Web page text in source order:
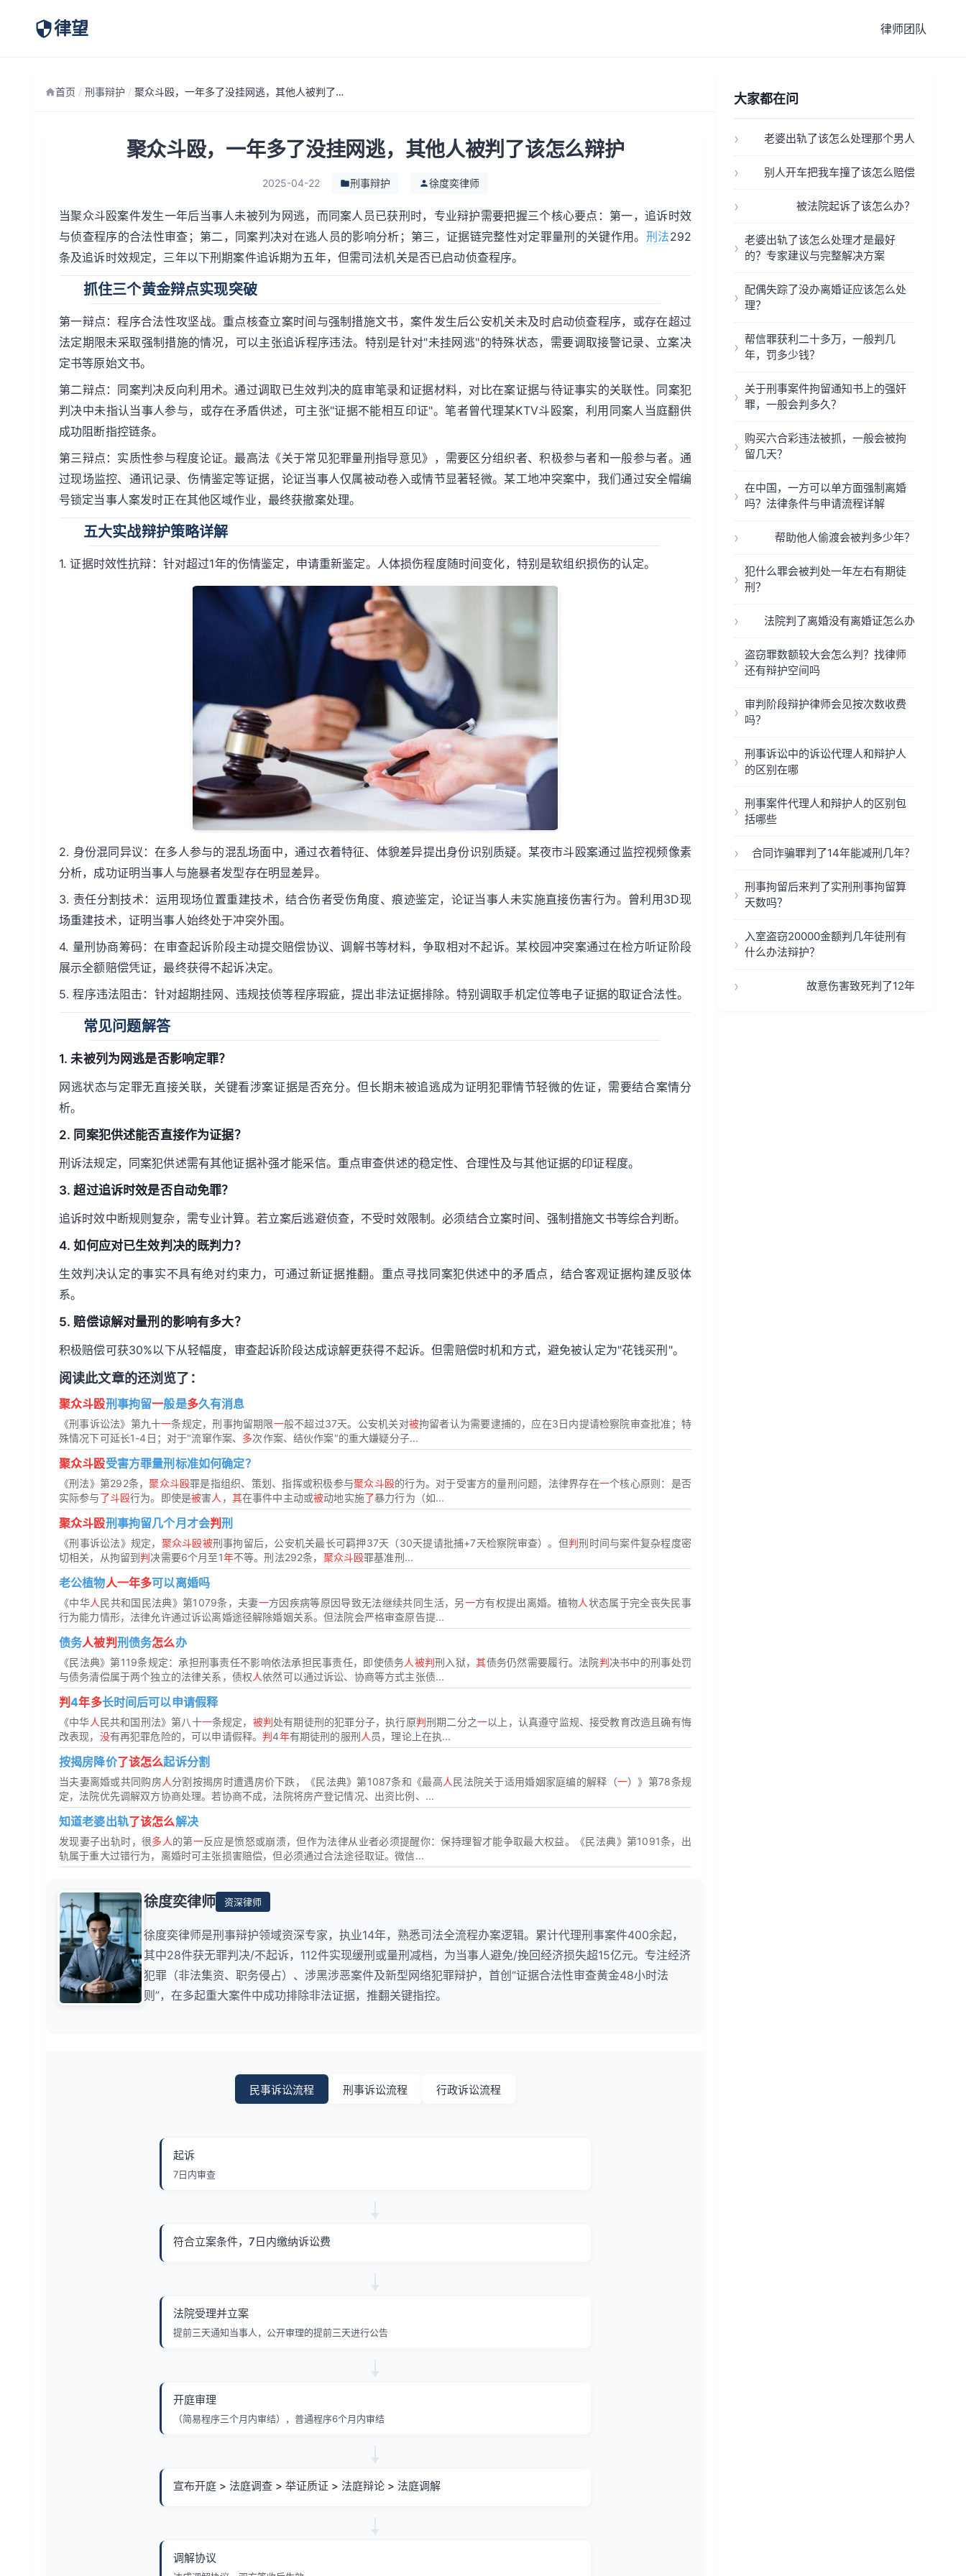
律望 律师团队
首页 / 刑事辩护 / 聚众斗殴，一年多了没挂网逃，其他人被判了该怎么辩护
聚众斗殴，一年多了没挂网逃，其他人被判了该怎么辩护
2025-04-22 刑事辩护 徐度奕律师
当聚众斗殴案件发生一年后当事人未被列为网逃，而同案人员已获刑时，专业辩护需要把握三个核心要点：第一，追诉时效
与侦查程序的合法性审查；第二，同案判决对在逃人员的影响分析；第三，证据链完整性对定罪量刑的关键作用。 刑法292
条及追诉时效规定，三年以下刑期案件追诉期为五年，但需司法机关是否已启动侦查程序。
抓住三个黄金辩点实现突破
第一辩点：程序合法性攻坚战。重点核查立案时间与强制措施文书，案件发生后公安机关未及时启动侦查程序，或存在超过
法定期限未采取强制措施的情况，可以主张追诉程序违法。特别是针对"未挂网逃"的特殊状态，需要调取接警记录、立案决
定书等原始文书。
第二辩点：同案判决反向利用术。通过调取已生效判决的庭审笔录和证据材料，对比在案证据与待证事实的关联性。同案犯
判决中未指认当事人参与，或存在矛盾供述，可主张"证据不能相互印证"。笔者曾代理某KTV斗殴案，利用同案人当庭翻供
成功阻断指控链条。
第三辩点：实质性参与程度论证。最高法《关于常见犯罪量刑指导意见》，需要区分组织者、积极参与者和一般参与者。通
过现场监控、通讯记录、伤情鉴定等证据，论证当事人仅属被动卷入或情节显著轻微。某工地冲突案中，我们通过安全帽编
号锁定当事人案发时正在其他区域作业，最终获撤案处理。
五大实战辩护策略详解
1. 证据时效性抗辩：针对超过1年的伤情鉴定，申请重新鉴定。人体损伤程度随时间变化，特别是软组织损伤的认定。
2. 身份混同异议：在多人参与的混乱场面中，通过衣着特征、体貌差异提出身份识别质疑。某夜市斗殴案通过监控视频像素
分析，成功证明当事人与施暴者发型存在明显差异。
3. 责任分割技术：运用现场位置重建技术，结合伤者受伤角度、痕迹鉴定，论证当事人未实施直接伤害行为。曾利用3D现
场重建技术，证明当事人始终处于冲突外围。
4. 量刑协商筹码：在审查起诉阶段主动提交赔偿协议、调解书等材料，争取相对不起诉。某校园冲突案通过在检方听证阶段
展示全额赔偿凭证，最终获得不起诉决定。
5. 程序违法阻击：针对超期挂网、违规技侦等程序瑕疵，提出非法证据排除。特别调取手机定位等电子证据的取证合法性。
常见问题解答
1. 未被列为网逃是否影响定罪？
网逃状态与定罪无直接关联，关键看涉案证据是否充分。但长期未被追逃成为证明犯罪情节轻微的佐证，需要结合案情分
析。
2. 同案犯供述能否直接作为证据？
刑诉法规定，同案犯供述需有其他证据补强才能采信。重点审查供述的稳定性、合理性及与其他证据的印证程度。
3. 超过追诉时效是否自动免罪？
追诉时效中断规则复杂，需专业计算。若立案后逃避侦查，不受时效限制。必须结合立案时间、强制措施文书等综合判断。
4. 如何应对已生效判决的既判力？
生效判决认定的事实不具有绝对约束力，可通过新证据推翻。重点寻找同案犯供述中的矛盾点，结合客观证据构建反驳体
系。
5. 赔偿谅解对量刑的影响有多大？
积极赔偿可获30%以下从轻幅度，审查起诉阶段达成谅解更获得不起诉。但需赔偿时机和方式，避免被认定为"花钱买刑"。
阅读此文章的还浏览了：
聚众斗殴刑事拘留一般是多久有消息
《刑事诉讼法》第九十一条规定，刑事拘留期限一般不超过37天。公安机关对被拘留者认为需要逮捕的，应在3日内提请检察院审查批准；特
殊情况下可延长1-4日；对于"流窜作案、 多次作案、结伙作案"的重大嫌疑分子...
聚众斗殴受害方罪量刑标准如何确定？
《刑法》第292条，聚众斗殴罪是指组织、策划、指挥或积极参与聚众斗殴的行为。对于受害方的量刑问题，法律界存在一个核心原则：是否
实际参与了斗殴行为。即使是被害人 ， 其在事件中主动或被动地实施了暴力行为（如...
聚众斗殴刑事拘留几个月才会判刑
《刑事诉讼法》规定， 聚众斗殴被刑事拘留后，公安机关最长可羁押37天（30天提请批捕+7天检察院审查）。但判刑时间与案件复杂程度密
切相关，从拘留到判决需要6个月至1年不等。刑法292条， 聚众斗殴罪基准刑...
老公植物人一年多可以离婚吗
《中华人民共和国民法典》第1079条，夫妻一方因疾病等原因导致无法继续共同生活，另一方有权提出离婚。植物人状态属于完全丧失民事
行为能力情形，法律允许通过诉讼离婚途径解除婚姻关系。但法院会严格审查原告提...
债务人被判 刑债务怎么办
《民法典》第119条规定：承担刑事责任不影响依法承担民事责任，即使债务人被判刑入狱，其债务仍然需要履行。法院判决书中的刑事处罚
与债务清偿属于两个独立的法律关系，债权人依然可以通过诉讼、协商等方式主张债...
判4年多长时间后可以申请假释
《中华人民共和国刑法》第八十一条规定， 被判处有期徒刑的犯罪分子，执行原判刑期二分之一以上，认真遵守监规、接受教育改造且确有悔
改表现， 没有再犯罪危险的，可以申请假释。判4年有期徒刑的服刑人 员，理论上在执...
按揭房降价了该怎么起诉分割
当夫妻离婚或共同购房人分割按揭房时遭遇房价下跌，《民法典》第1087条和《最高人民法院关于适用婚姻家庭编的解释（一）》第78条规
定，法院优先调解双方协商处理。若协商不成，法院将房产登记情况、出资比例、...
知道老婆出轨了该怎么解决
发现妻子出轨时，很多人的第一反应是愤怒或崩溃，但作为法律从业者必须提醒你：保持理智才能争取最大权益。《民法典》第1091条，出
轨属于重大过错行为，离婚时可主张损害赔偿，但必须通过合法途径取证。微信...
徐度奕律师 资深律师
徐度奕律师是刑事辩护领域资深专家，执业14年，熟悉司法全流程办案逻辑。累计代理刑事案件400余起，
其中28件获无罪判决/不起诉，112件实现缓刑或量刑减档，为当事人避免/挽回经济损失超15亿元。专注经济
犯罪（非法集资、职务侵占）、涉黑涉恶案件及新型网络犯罪辩护，首创“证据合法性审查黄金48小时法
则”，在多起重大案件中成功排除非法证据，推翻关键指控。
民事诉讼流程 刑事诉讼流程 行政诉讼流程
起诉
7日内审查
符合立案条件，7日内缴纳诉讼费
法院受理并立案
提前三天通知当事人，公开审理的提前三天进行公告
开庭审理
（简易程序三个月内审结），普通程序6个月内审结
宣布开庭 > 法庭调查 > 举证质证 > 法庭辩论 > 法庭调解
调解协议
大家都在问
老婆出轨了该怎么处理那个男人
别人开车把我车撞了该怎么赔偿
被法院起诉了该怎么办？
老婆出轨了该怎么处理才是最好
的？专家建议与完整解决方案
配偶失踪了没办离婚证应该怎么处
理？
帮信罪获利二十多万，一般判几
年，罚多少钱？
关于刑事案件拘留通知书上的强奸
罪，一般会判多久？
购买六合彩违法被抓，一般会被拘
留几天？
在中国，一方可以单方面强制离婚
吗？法律条件与申请流程详解
帮助他人偷渡会被判多少年？
犯什么罪会被判处一年左右有期徒
刑？
法院判了离婚没有离婚证怎么办
盗窃罪数额较大会怎么判？找律师
还有辩护空间吗
审判阶段辩护律师会见按次数收费
吗？
刑事诉讼中的诉讼代理人和辩护人
的区别在哪
刑事案件代理人和辩护人的区别包
括哪些
合同诈骗罪判了14年能减刑几年？
刑事拘留后来判了实刑刑事拘留算
天数吗？
入室盗窃20000金额判几年徒刑有
什么办法辩护？
故意伤害致死判了12年